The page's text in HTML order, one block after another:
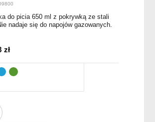
do picia 650 ml z pokrywką ze stali
nadaje się do napojów gazowanych.
zł